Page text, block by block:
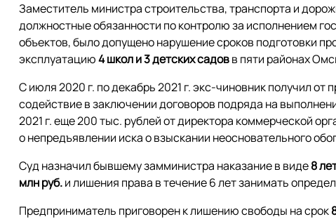
Заместитель министра строительства, транспорта и
должностные обязанности по контролю за исполнением
объектов, было допущено нарушение сроков подготовки
эксплуатацию4 школ и 3 детских садовв пяти районах
С июля 2020 г. по декабрь 2021 г. экс-чиновник получил от
содействие в заключении договоров подряда на
2021 г. еще 200 тыс. рублей от директора коммерческой
о непредъявлении иска о взыскании неосновательного
Суд назначил бывшему замминистра наказание в виде8
млн руб.и лишения права в течение 6 лет занимать
Предприниматель приговорен к лишению свободы на срок